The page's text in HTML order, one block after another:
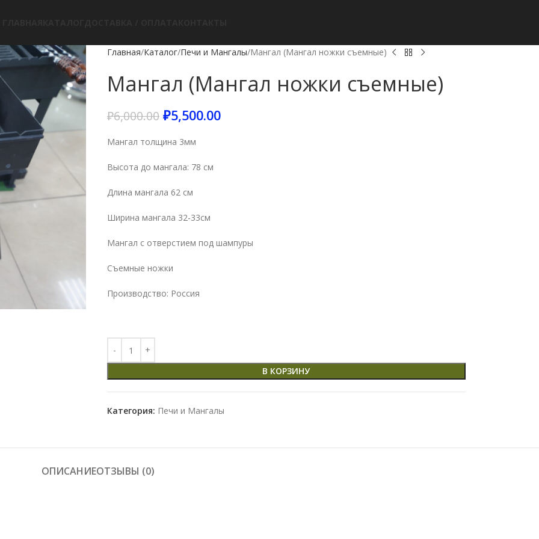
Главная Каталог Печи и Мангалы Мангал (Мангал ножки съемные)
Мангал (Мангал ножки съемные)
₽6,000.00 ₽5,500.00
Мангал толщина 3мм
Высота до мангала: 78 см
Длина мангала 62 см
Ширина мангала 32-33см
Мангал с отверстием под шампуры
Съемные ножки
Производство: Россия
В КОРЗИНУ
Категория: Печи и Мангалы
ОПИСАНИЕОТЗЫВЫ (0)